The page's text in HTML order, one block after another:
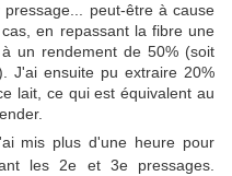
peut-être à cause
en repassant la fibre une
un rendement de 50% (soit
J'ai ensuite pu extraire 20%
lait, ce qui est équivalent au
mis plus d'une heure pour
les 2e et 3e pressages.